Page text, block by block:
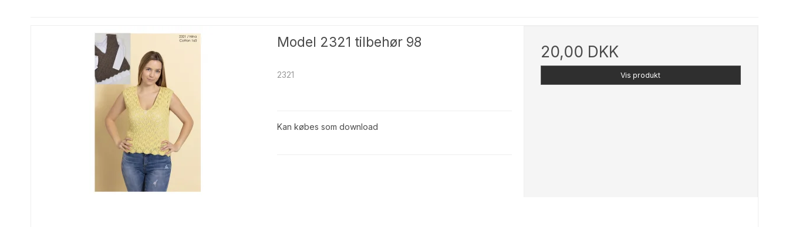
Model 2321 tilbehør 98
2321
Kan købes som download
20,00 DKK
Vis produkt